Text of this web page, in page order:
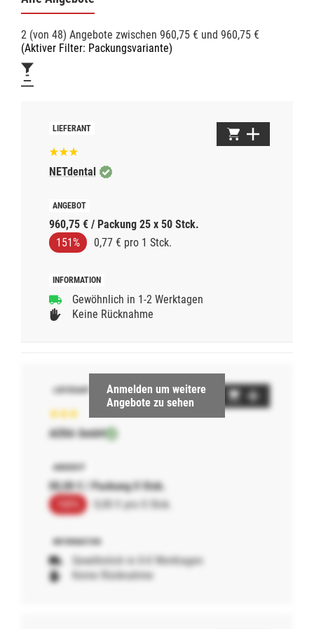
2 (von 48) Angebote zwischen 960,75 € und 960,75 €
(Aktiver Filter: Packungsvariante)
NETdental
960,75 € / Packung 25 x 50 Stck.
151%
0,77 € pro 1 Stck.
Gewöhnlich in 1-2 Werktagen
Keine Rücknahme
Anmelden um weitere
Angebote zu sehen
AERA GmbH
00,00 € / Packung 0 Stck.
0,00 € pro 0 Stck.
Gewöhnlich in 0-0 Werktagen
Keine Rücknahme